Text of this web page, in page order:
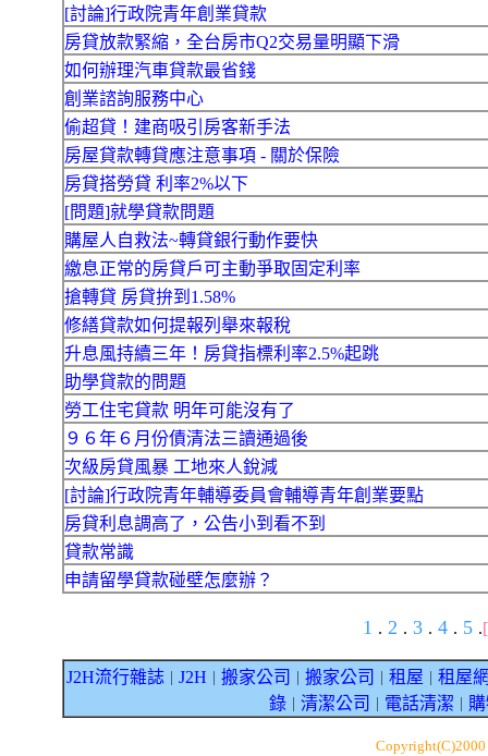
[討論]行政院青年創業貸款
房貸放款緊縮，全台房市Q2交易量明顯下滑
如何辦理汽車貸款最省錢
創業諮詢服務中心
偷超貸！建商吸引房客新手法
房屋貸款轉貸應注意事項 - 關於保險
房貸搭勞貸 利率2%以下
[問題]就學貸款問題
購屋人自救法~轉貸銀行動作要快
繳息正常的房貸戶可主動爭取固定利率
搶轉貸 房貸拚到1.58%
修繕貸款如何提報列舉來報稅
升息風持續三年！房貸指標利率2.5%起跳
助學貸款的問題
勞工住宅貸款 明年可能沒有了
９６年６月份債清法三讀通過後
次級房貸風暴 工地來人銳減
[討論]行政院青年輔導委員會輔導青年創業要點
房貸利息調高了，公告小到看不到
貸款常識
申請留學貸款碰壁怎麼辦？
1 . 2 . 3 . 4 . 5 .
J2H流行雜誌 J2H 搬家公司 搬家公司 租屋
租屋
錄｜ 清潔公司 電話清潔
Copyright(C)2000